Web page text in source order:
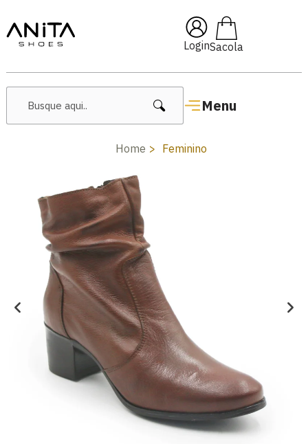
Login
Menu
🔥 Lançamentos Femininos
Home Feminino